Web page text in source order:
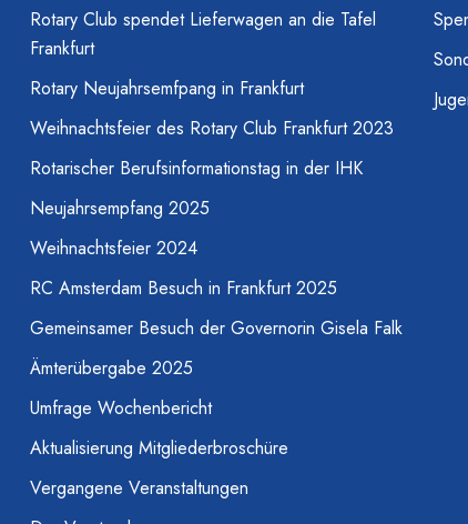
Rotary Club spendet Lieferwagen an die Tafel
Frankfurt
Rotary Neujahrsemfpang in Frankfurt
Weihnachtsfeier des Rotary Club Frankfurt 2023
Rotarischer Berufsinformationstag in der IHK
Neujahrsempfang 2025
Weihnachtsfeier 2024
RC Amsterdam Besuch in Frankfurt 2025
Gemeinsamer Besuch der Governorin Gisela Falk
Ämterübergabe 2025
Umfrage Wochenbericht
Aktualisierung Mitgliederbroschüre
Vergangene Veranstaltungen